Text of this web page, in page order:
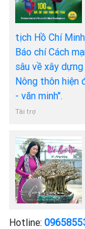
tịch Hồ Chí
Báo chí Cách
sâu về xây
Nông thôn hiện
- văn minh".
Tài trợ
Hotline: